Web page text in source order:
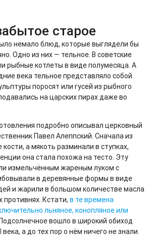
старое
немало блюд, которые выглядели бы
Одно из них — тельное. В советские
рыбные котлеты в виде полумесяца. А
века тельное представляло собой
поросят или гусей из рыбного
на царских пирах даже во
подробно описывал церковный
Павел Алеппский. Сначала из
а мякоть разминали в ступках,
она стала похожа на тесто. Эту
измельчённым жареным луком с
в деревянные формы в виде
и жарили в большом количестве масла
противнях. Кстати, в те времена
льняное, конопляное или
вошло в широкий обиход
а до тех пор о нём ничего не знали.